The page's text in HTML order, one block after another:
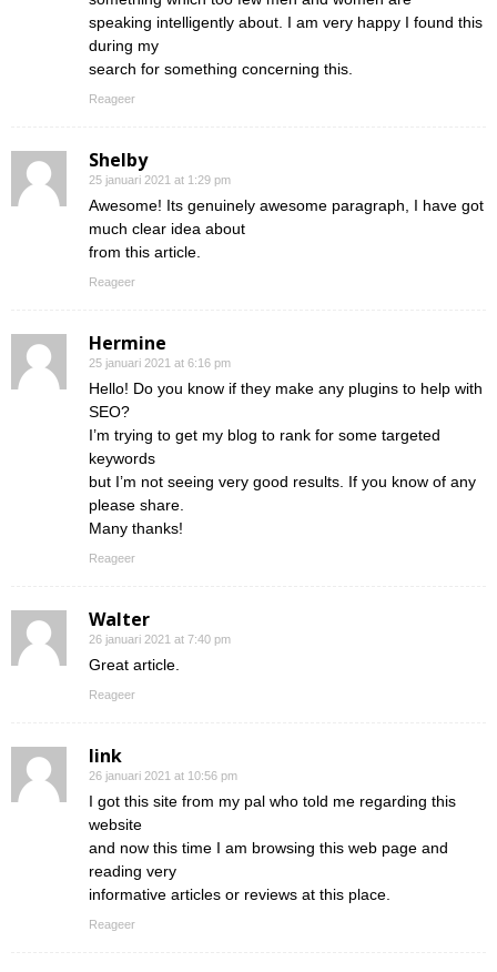
speaking intelligently about. I am very happy I found this
during my
search for something concerning this.
Reageer
Shelby
25 januari 2021 at 1:29 pm
Awesome! Its genuinely awesome paragraph, I have got
much clear idea about
from this article.
Reageer
Hermine
25 januari 2021 at 6:16 pm
Hello! Do you know if they make any plugins to help with
SEO?
I’m trying to get my blog to rank for some targeted
keywords
but I’m not seeing very good results. If you know of any
please share.
Many thanks!
Reageer
Walter
26 januari 2021 at 7:40 pm
Great article.
Reageer
link
26 januari 2021 at 10:56 pm
I got this site from my pal who told me regarding this
website
and now this time I am browsing this web page and
reading very
informative articles or reviews at this place.
Reageer